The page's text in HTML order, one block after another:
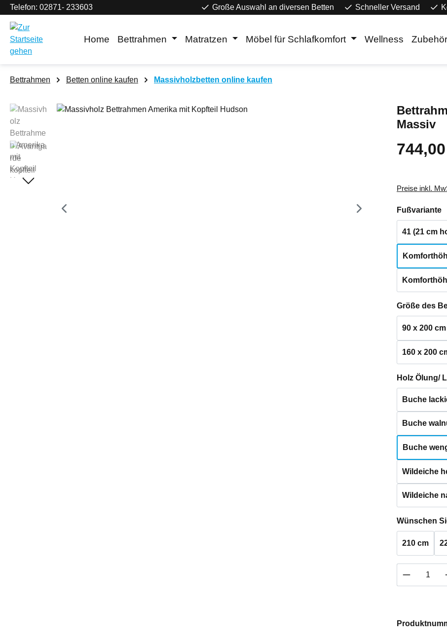
Hauptinhalt springen
Zur Suche springen
Zur Hauptnavigation springen
Telefon: 02871- 233603 Große Auswahl an diversen Betten Schneller Versand
Home Bettrahmen Matratzen Möbel für Schlafkomfort Wellness Zubehör
Bettrahmen Betten online kaufen Massivholzbetten online kaufen
Bildergalerie überspringen
Massiv
Regulärer
Preise inkl.
Fußvariante
41 (21 cm
Größe des
90 x 200 cm
160 x 200
Holz Ölung/
Buche
Buche
Buche
Wildeiche
Wildeiche
Wünschen
210 cm
Produkt